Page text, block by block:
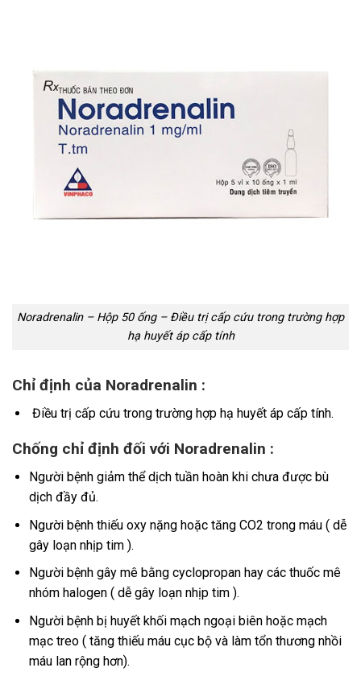
Noradrenalin – Hộp 50 ống – Điều trị cấp cứu trong trường hợp
hạ huyết áp cấp tính
Chỉ định của Noradrenalin :
Điều trị cấp cứu trong trường hợp hạ huyết áp cấp tính.
Chống chỉ định đối với Noradrenalin :
Người bệnh giảm thể dịch tuần hoàn khi chưa được bù
dịch đầy đủ.
Người bệnh thiếu oxy nặng hoặc tăng CO2 trong máu ( dễ
gây loạn nhịp tim ).
Người bệnh gây mê bằng cyclopropan hay các thuốc mê
nhóm halogen ( dễ gây loạn nhịp tim ).
Người bệnh bị huyết khối mạch ngoại biên hoặc mạch
mạc treo ( tăng thiếu máu cục bộ và làm tổn thương nhồi
máu lan rộng hơn).